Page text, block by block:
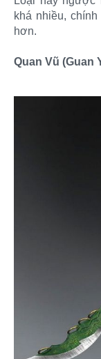
khá nhiều,
hơn.
Quan Vũ (Guan